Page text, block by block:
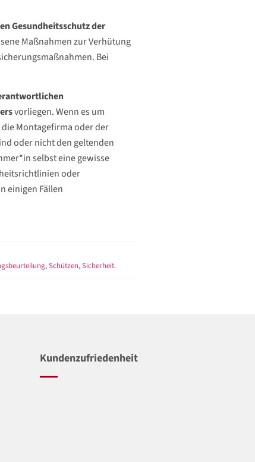
Gesundheitsschutz der
Maßnahmen zur Verhütung
Bei
vorliegen. Wenn es um
Montagefirma oder der
oder nicht den geltenden
selbst eine gewisse
oder
einigen Fällen
,Schützen,Sicherheit.
Kundenzufriedenheit